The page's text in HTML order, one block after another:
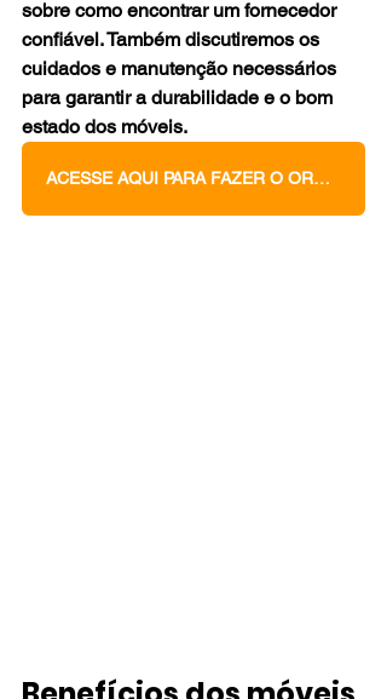
sobre como encontrar um fornecedor
confiável. Também discutiremos os
cuidados e manutenção necessários
para garantir a durabilidade e o bom
estado dos móveis.
ACESSE AQUI PARA FAZER O ORÇAMENTO DOS SEUS MÓVEIS PLANEJADOS